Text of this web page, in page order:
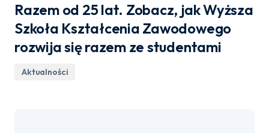
Razem od 25 lat. Zobacz, jak Wyższa
Szkoła Kształcenia Zawodowego
rozwija się razem ze studentami
Aktualności